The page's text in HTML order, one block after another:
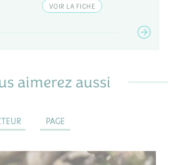
VOIR LA FICHE
aimerez aussi
PAGE